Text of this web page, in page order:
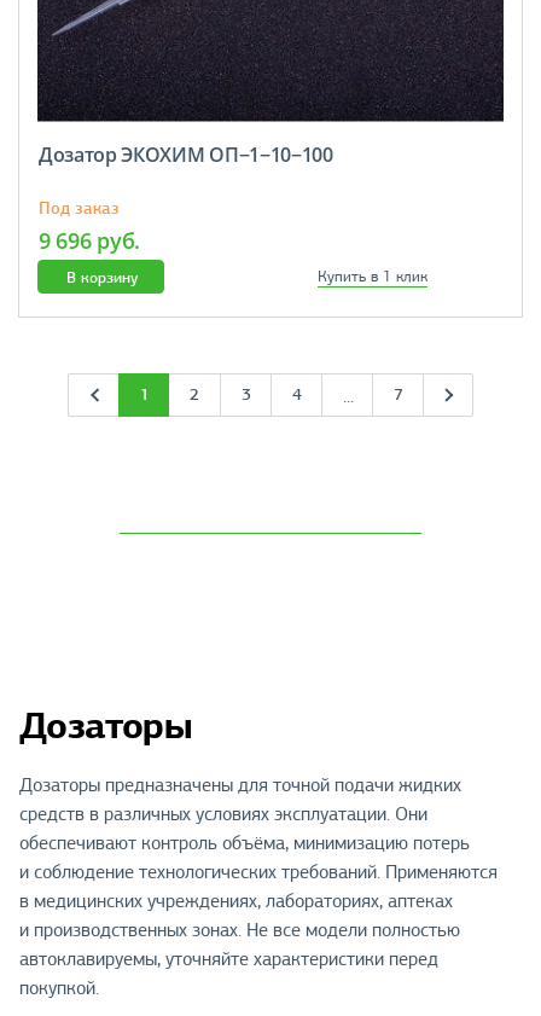
Дозатор ЭКОХИМ ОП−1−10−100
Под заказ
9 696 руб.
В корзину Купить в 1 клик
1 2 3 4 ... 7
Дозаторы
Дозаторы предназначены для точной подачи жидких
средств в различных условиях эксплуатации. Они
обеспечивают контроль объёма, минимизацию потерь
и соблюдение технологических требований. Применяются
в медицинских учреждениях, лабораториях, аптеках
и производственных зонах. Не все модели полностью
автоклавируемы, уточняйте характеристики перед
покупкой.